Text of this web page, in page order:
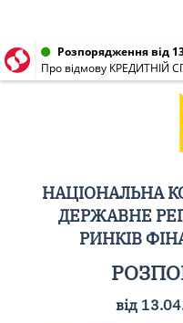
Розпорядження від
НАЦІОНАЛЬНА
ДЕРЖАВНЕ
РИНКІВ
від